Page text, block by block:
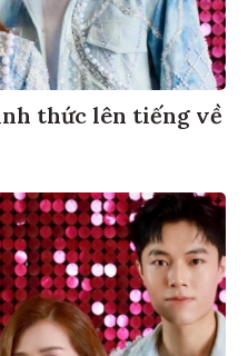
thức lên tiếng về